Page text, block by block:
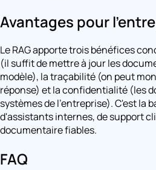
Avantages pour
Le RAG apporte trois bénéfices
(il suffit de mettre à jour les
modèle), la traçabilité (on peut
réponse) et la confidentialité (les
systèmes de l'entreprise). C'est la
d'assistants internes, de support
documentaire fiables.
FAQ